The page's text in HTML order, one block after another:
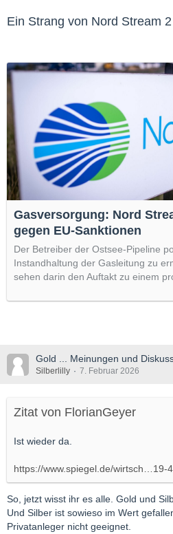
Ein Strang von Nord Stream
Gasversorgung: Nord
gegen EU-Sanktionen
Der Betreiber der Ostsee-Pipeline
Instandhaltung der Gasleitung zu
sehen darin den Auftakt zu einem
Gold ... Meinungen und
Silberlilly 7. Februar 2026
Zitat von FlorianGeyer
Ist wieder da.
https://www.spiegel.de/wirtsch…19-
So, jetzt wisst ihr es alle. Gold und
Und Silber ist sowieso im Wert
Privatanleger nicht geeignet.